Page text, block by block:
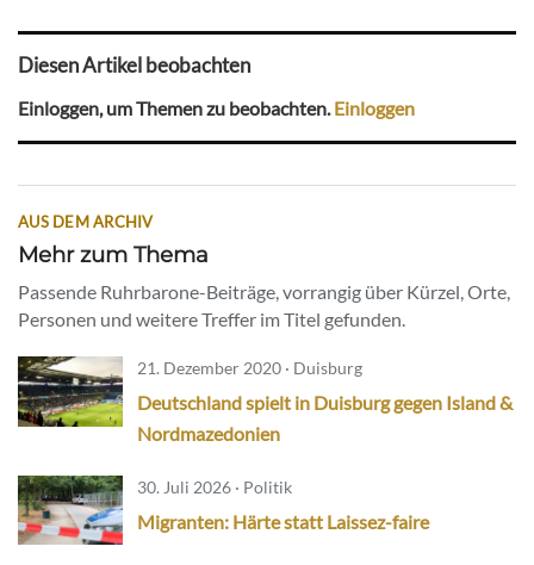
Diesen Artikel beobachten
Einloggen, um Themen zu beobachten.Einloggen
AUS DEM ARCHIV
Mehr zum Thema
Passende Ruhrbarone-Beiträge, vorrangig über Kürzel, Orte,
Personen und weitere Treffer im Titel gefunden.
21. Dezember 2020 · Duisburg
Deutschland spielt in Duisburg gegen Island &
Nordmazedonien
30. Juli 2026 · Politik
Migranten: Härte statt Laissez-faire